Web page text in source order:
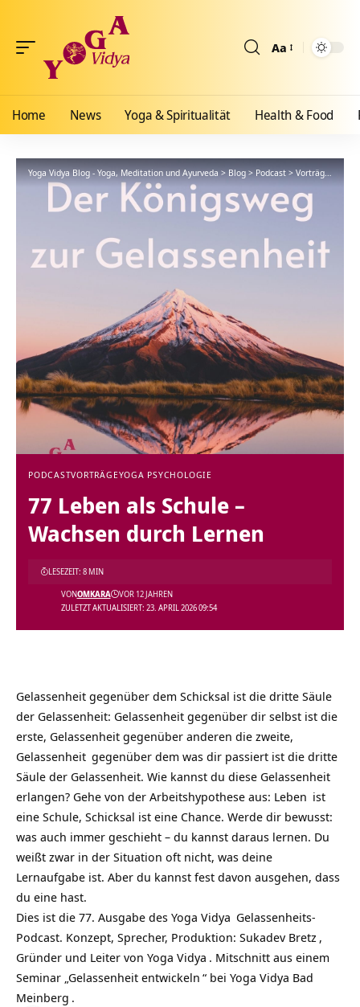
Aa
Home News Yoga & Spiritualität Health & Food
Yoga Vidya Blog - Yoga, Meditation und Ayurveda>Blog>Podcast>Vorträge >77
PODCASTVORTRÄGEYOGA PSYCHOLOGIE
77 Leben als Schule –
Wachsen durch Lernen
ZULETZT AKTUALISIERT: 23. APRIL 2026 09:54
VONOMKARA VOR 12 JAHREN
LESEZEIT: 8 MIN
Gelassenheit gegenüber dem Schicksal ist die dritte Säule
der Gelassenheit: Gelassenheit gegenüber dir selbst ist die
erste, Gelassenheit gegenüber anderen die zweite,
Gelassenheit gegenüber dem was dir passiert ist die dritte
Säule der Gelassenheit. Wie kannst du diese Gelassenheit
erlangen? Gehe von der Arbeitshypothese aus: Leben ist
eine Schule, Schicksal ist eine Chance. Werde dir bewusst:
was auch immer geschieht – du kannst daraus lernen. Du
weißt zwar in der Situation oft nicht, was deine
Lernaufgabe ist. Aber du kannst fest davon ausgehen, dass
du eine hast.
Dies ist die 77. Ausgabe des Yoga Vidya Gelassenheits-
Podcast. Konzept, Sprecher, Produktion: Sukadev Bretz ,
Gründer und Leiter von Yoga Vidya . Mitschnitt aus einem
Seminar „Gelassenheit entwickeln “ bei Yoga Vidya Bad
Meinberg .